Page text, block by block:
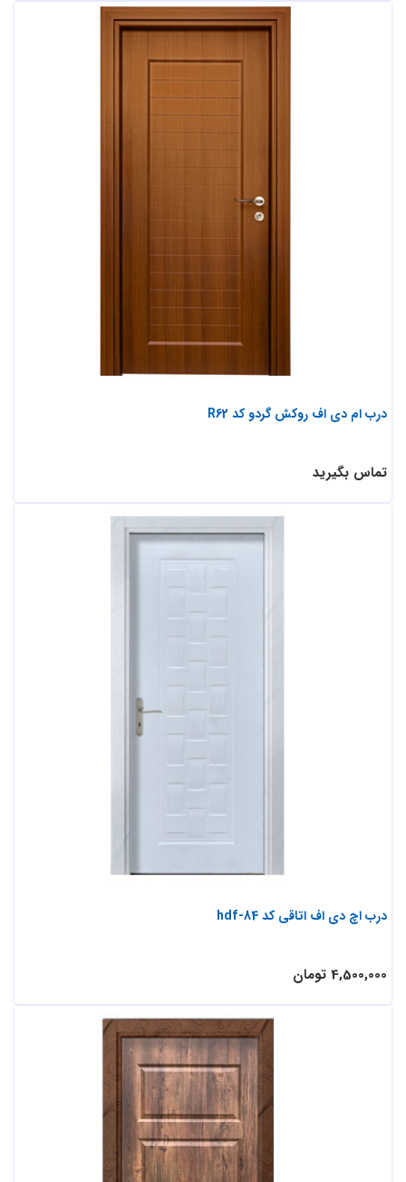
درب ام دی اف روکش گردو کد R62
تماس بگیرید
درب اچ دی اف اتاقی کد hdf-84
4,500,000 تومان